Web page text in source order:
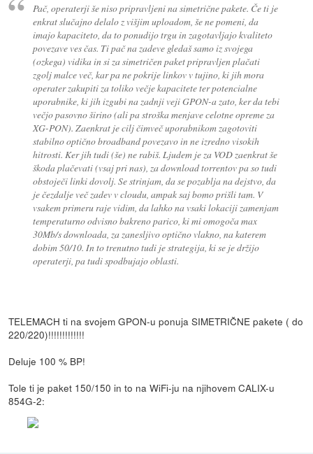
Pač, operaterji še niso pripravljeni na simetrične pakete. Če ti je
enkrat slučajno delalo z višjim uploadom, še ne pomeni, da
imajo kapaciteto, da to ponudijo trgu in zagotavljajo kvaliteto
povezave ves čas. Ti pač na zadeve gledaš samo iz svojega
(ozkega) vidika in si za simetričen paket pripravljen plačati
zgolj malce več, kar pa ne pokrije linkov v tujino, ki jih mora
operater zakupiti za toliko večje kapacitete ter potencialne
uporabnike, ki jih izgubi na zadnji veji GPON-a zato, ker da tebi
večjo pasovno širino (ali pa stroška menjave celotne opreme za
XG-PON). Zaenkrat je cilj čimveč uporabnikom zagotoviti
stabilno optično broadband povezavo in ne izredno visokih
hitrosti. Ker jih tudi (še) ne rabiš. Ljudem je za VOD zaenkrat še
škoda plačevati (vsaj pri nas), za download torrentov pa so tudi
obstoječi linki dovolj. Se strinjam, da se pozablja na dejstvo, da
je čezdalje več zadev v cloudu, ampak saj bomo prišli tam. V
vsakem primeru raje vidim, da lahko na vsaki lokaciji zamenjam
temperaturno odvisno bakreno parico, ki mi omogoča max
30Mb/s downloada, za zanesljivo optično vlakno, na katerem
dobim 50/10. In to trenutno tudi je strategija, ki se je držijo
operaterji, pa tudi spodbujajo oblasti.
TELEMACH ti na svojem GPON-u ponuja SIMETRIČNE pakete ( do
220/220)!!!!!!!!!!!!!
Deluje 100 % BP!
Tole ti je paket 150/150 in to na WiFi-ju na njihovem CALIX-u
854G-2: